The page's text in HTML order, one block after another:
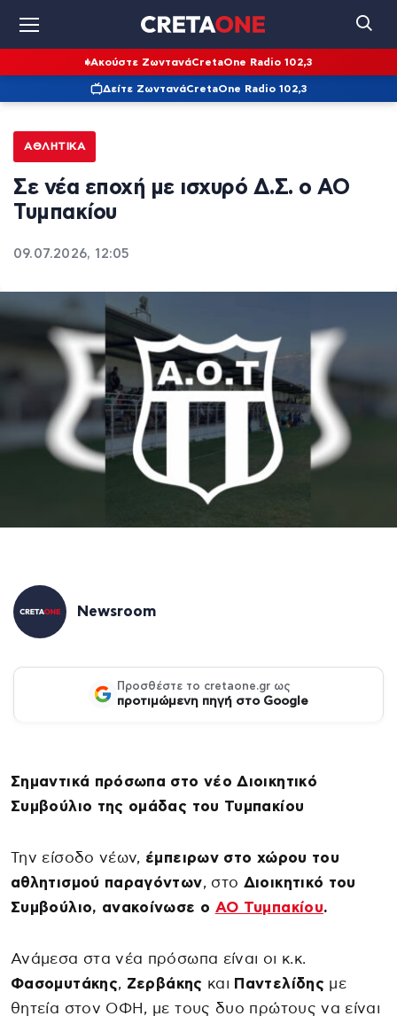
Ακούστε ΖωντανάCretaOne Radio 102,3
Δείτε ΖωντανάCretaOne Radio 102,3
ΑΘΛΗΤΙΚΆ
Σε νέα εποχή με ισχυρό Δ.Σ. ο ΑΟ
Τυμπακίου
09.07.2026, 12:05
Newsroom
Προσθέστε το cretaone.gr ως
προτιμώμενη πηγή στο Google
Σημαντικά πρόσωπα στο νέο Διοικητικό
Συμβούλιο της ομάδας του Τυμπακίου
Την είσοδο νέων, έμπειρων στο χώρου του
αθλητισμού παραγόντων, στο Διοικητικό του
Συμβούλιο, ανακοίνωσε ο ΑΟ Τυμπακίου.
Ανάμεσα στα νέα πρόσωπα είναι οι κ.κ.
Φασομυτάκης, Ζερβάκης και Παντελίδης με
θητεία στον ΟΦΗ, με τους δυο πρώτους να είναι